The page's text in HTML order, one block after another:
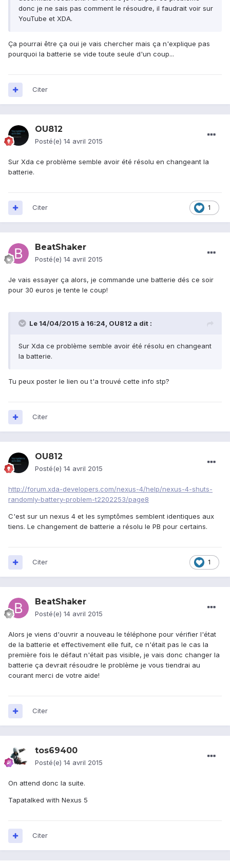
donc je ne sais pas comment le résoudre, il faudrait voir sur
YouTube et XDA.
Ça pourrai être ça oui je vais chercher mais ça n'explique pas
pourquoi la batterie se vide toute seule d'un coup...
Citer
OU812
Posté(e) 14 avril 2015
Sur Xda ce problème semble avoir été résolu en changeant la
batterie.
1
Citer
BeatShaker
Posté(e) 14 avril 2015
Je vais essayer ça alors, je commande une batterie dés ce soir
pour 30 euros je tente le coup!
Le 14/04/2015 à 16:24, OU812 a dit :
Sur Xda ce problème semble avoir été résolu en changeant
la batterie.
Tu peux poster le lien ou t'a trouvé cette info stp?
Citer
OU812
Posté(e) 14 avril 2015
http://forum.xda-developers.com/nexus-4/help/nexus-4-shuts-
randomly-battery-problem-t2202253/page8
C'est sur un nexus 4 et les symptômes semblent identiques aux
tiens. Le changement de batterie a résolu le PB pour certains.
1
Citer
BeatShaker
Posté(e) 14 avril 2015
Alors je viens d'ouvrir a nouveau le téléphone pour vérifier l'état
de la batterie et effectivement elle fuit, ce n'était pas le cas la
première fois le défaut n'était pas visible, je vais donc changer la
batterie ça devrait résoudre le problème je vous tiendrai au
courant merci de votre aide!
Citer
tos69400
Posté(e) 14 avril 2015
On attend donc la suite.
Tapatalked with Nexus 5
Citer